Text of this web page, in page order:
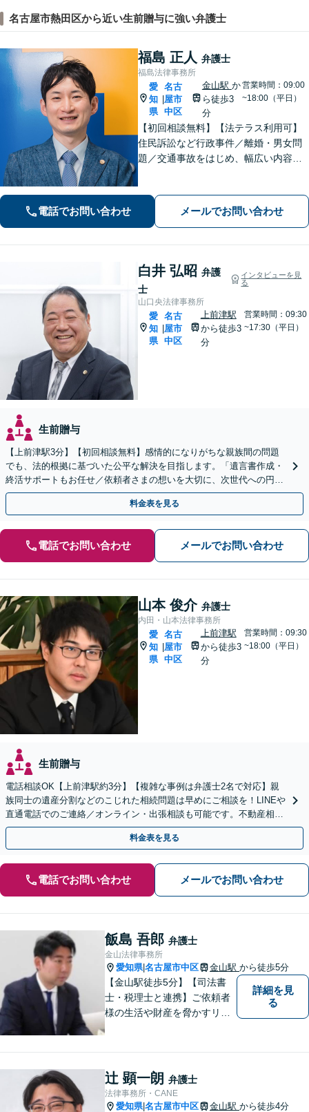
名古屋市熱田区から近い生前贈与に強い弁護士
福島 正人 弁護士
福島法律事務所
愛
知
県
名古
屋市
中区
金山駅 か
ら徒歩3
分
営業時間：09:00
~18:00（平日）
【初回相談無料】【法テラス利用可】
住民訴訟など行政事件／離婚・男女問
題／交通事故をはじめ、幅広い内容の
依頼者様にとって納得感の高い解決を
目指します【夜間・休日相談可】【金
電話でお問い合わせ メールでお問い合わせ
白井 弘昭 弁護
士
インタビューを見
る
山口央法律事務所
愛
知
県
名古
屋市
中区
上前津駅
から徒歩3
分
営業時間：09:30
~17:30（平日）
生前贈与
【上前津駅3分】【初回相談無料】感情的になりがちな親族間の問題
でも、法的根拠に基づいた公平な解決を目指します。「遺言書作成・
終活サポートもお任せ／依頼者さまの想いを大切に、次世代への円滑
な財産承継をお手伝いします」【休日・夜間相談可】
料金表を見る
電話でお問い合わせ メールでお問い合わせ
山本 俊介 弁護士
内田・山本法律事務所
愛
知
県
名古
屋市
中区
上前津駅
から徒歩3
分
営業時間：09:30
~18:00（平日）
生前贈与
電話相談OK【上前津駅約3分】【複雑な事例は弁護士2名で対応】親
族同士の遺産分割などのこじれた相続問題は早めにご相談を！LINEや
直通電話でのご連絡／オンライン・出張相談も可能です。不動産相続
／相続放棄／寄与分／遺言書作成【初回相談無料】
料金表を見る
電話でお問い合わせ メールでお問い合わせ
飯島 吾郎 弁護士
金山法律事務所
愛知県|名古屋市中区 金山駅 から徒歩5分
【金山駅徒歩5分】【司法書
士・税理士と連携】ご依頼者
様の生活や財産を脅かすリス
問題／不動産問題など幅広く
対応します。【地域に根差し
た弁護士】お気軽にご相談く
詳細を見
る
辻 顕一朗 弁護士
法律事務所・CANE
愛知県|名古屋市中区 金山駅 から徒歩4分